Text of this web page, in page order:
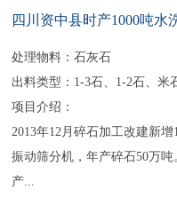
四川资中县时产1000吨水
处理物料：石灰石
出料类型：1-3石、1-2石、米
项目介绍：
2013年12月碎石加工改建新
振动筛分机，年产碎石50万
产...